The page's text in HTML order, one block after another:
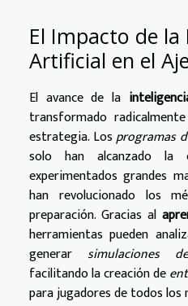
El Impacto de la
Artificial en el
El avance de la
transformado
estrategia. Losprogramas
solo han alcanzado la
experimentados grandes
han revolucionado los
preparación. Gracias al
herramientas pueden
generar simulaciones
facilitando la creación de
para jugadores de todos los